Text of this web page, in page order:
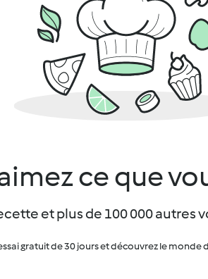
ce que
et plus de 100 000 autres
gratuit de 30 jours et découvrez le monde